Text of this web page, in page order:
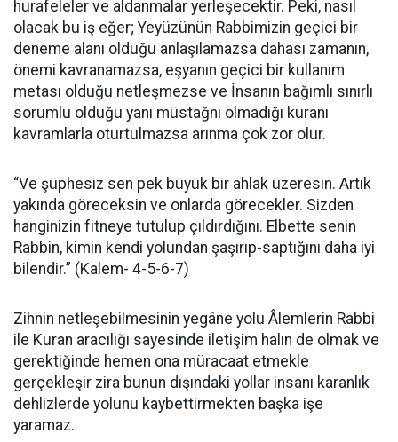
hurafeleler ve aldanmalar yerleşecektir. Peki, nasıl
olacak bu iş eğer; Yeyüzünün Rabbimizin geçici bir
deneme alanı olduğu anlaşılamazsa dahası zamanın,
önemi kavranamazsa, eşyanın geçici bir kullanım
metası olduğu netleşmezse ve İnsanın bağımlı sınırlı
sorumlu olduğu yanı müstağni olmadığı kuranı
kavramlarla oturtulmazsa arınma çok zor olur.
“Ve şüphesiz sen pek büyük bir ahlak üzeresin. Artık
yakında göreceksin ve onlarda görecekler. Sizden
hanginizin fitneye tutulup çıldırdığını. Elbette senin
Rabbin, kimin kendi yolundan şaşırıp-saptığını daha iyi
bilendir.” (Kalem- 4-5-6-7)
Zihnin netleşebilmesinin yegâne yolu Âlemlerin Rabbi
ile Kuran aracılığı sayesinde iletişim halın de olmak ve
gerektiğinde hemen ona müracaat etmekle
gerçekleşir zira bunun dışındaki yollar insanı karanlık
dehlizlerde yolunu kaybettirmekten başka işe
yaramaz.